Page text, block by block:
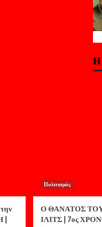
Η
|
Πολιτισμός
Ο ΘΑΝΑΤΟΣ
ΙΛΙΤΣ | 7ος